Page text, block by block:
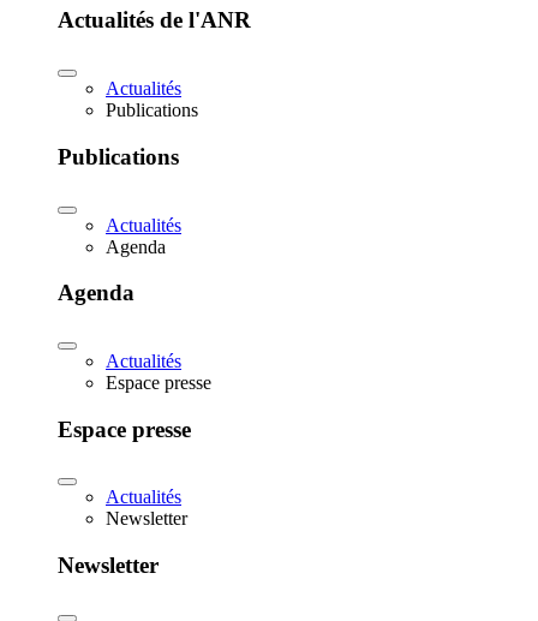
Actualités de l'ANR
Actualités
Publications
Publications
Actualités
Agenda
Agenda
Actualités
Espace presse
Espace presse
Actualités
Newsletter
Newsletter